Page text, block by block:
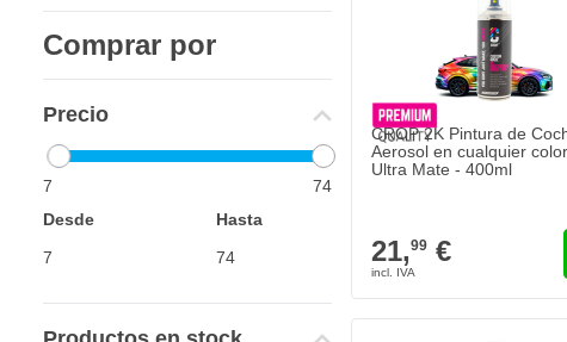
Comprar por
Precio
7
74
Desde
Hasta
CROP 2K Pintura de
Aerosol en cualquier
Ultra Mate - 400ml
21,99€